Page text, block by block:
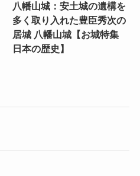
八幡山城：安土城の遺構を
多く取り入れた豊臣秀次の
居城 八幡山城【お城特集
日本の歴史】